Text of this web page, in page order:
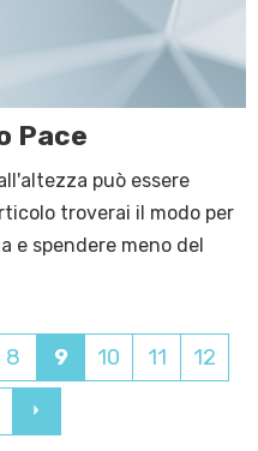
Pace
può essere
troverai il modo per
e spendere meno del
8 9 10 11 12